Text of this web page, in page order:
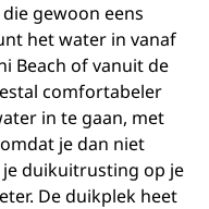
gewoon eens
het water in vanaf
Beach of vanuit de
comfortabeler
in te gaan, met
je dan niet
duikuitrusting op je
De duikplek heet